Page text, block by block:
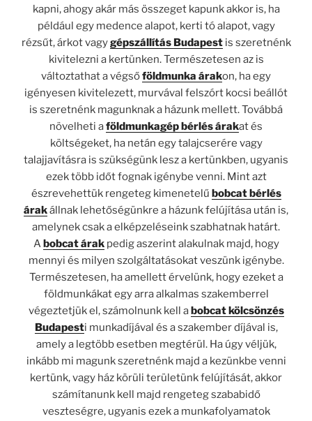
kapni, ahogy akár más összeget kapunk akkor is, ha
például egy medence alapot, kerti tó alapot, vagy
rézsűt, árkot vagygépszállítás Budapestis szeretnénk
kivitelezni a kertünken. Természetesen az is
változtathat a végsőföldmunka árakon, ha egy
igényesen kivitelezett, murvával felszórt kocsi beállót
is szeretnénk magunknak a házunk mellett. Továbbá
növelheti aföldmunkagép bérlés árakat és
költségeket, ha netán egy talajcserére vagy
talajjavításra is szükségünk lesz a kertünkben, ugyanis
ezek több időt fognak igénybe venni. Mint azt
észrevehettük rengeteg kimenetelű bobcat bérlés
árakállnak lehetőségünkre a házunk felújítása után is,
amelynek csak a elképzeléseink szabhatnak határt.
Abobcat árakpedig aszerint alakulnak majd, hogy
mennyi és milyen szolgáltatásokat veszünk igénybe.
Természetesen, ha amellett érvelünk, hogy ezeket a
földmunkákat egy arra alkalmas szakemberrel
végeztetjük el, számolnunk kell abobcat kölcsönzés
Budapesti munkadíjával és a szakember díjával is,
amely a legtöbb esetben megtérül. Ha úgy véljük,
inkább mi magunk szeretnénk majd a kezünkbe venni
kertünk, vagy ház körüli területünk felújítását, akkor
számítanunk kell majd rengeteg szababidő
veszteségre, ugyanis ezek a munkafolyamatok